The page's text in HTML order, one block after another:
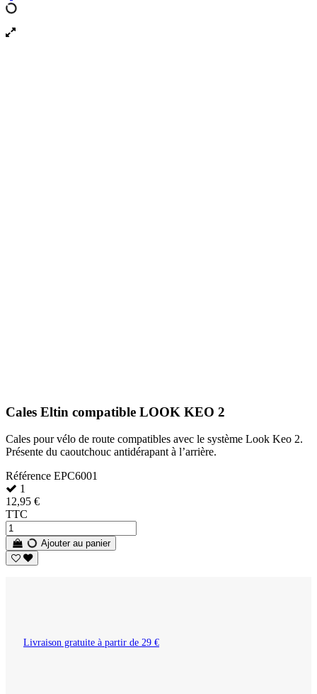
Cales Eltin compatible LOOK KEO 2
Cales pour vélo de route compatibles avec le système Look Keo 2.
Présente du caoutchouc antidérapant à l’arrière.
Référence EPC6001
1
12,95 €
TTC
Ajouter au panier
Livraison gratuite à partir de 29 €